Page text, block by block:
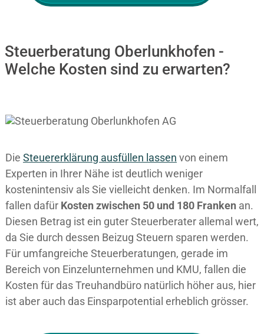
Steuerberatung Oberlunkhofen -
Welche Kosten sind zu erwarten?
Die Steuererklärung ausfüllen lassen von einem
Experten in Ihrer Nähe ist deutlich weniger
kostenintensiv als Sie vielleicht denken. Im Normalfall
fallen dafür Kosten zwischen 50 und 180 Franken an.
Diesen Betrag ist ein guter Steuerberater allemal wert,
da Sie durch dessen Beizug Steuern sparen werden.
Für umfangreiche Steuerberatungen, gerade im
Bereich von Einzelunternehmen und KMU, fallen die
Kosten für das Treuhandbüro natürlich höher aus, hier
ist aber auch das Einsparpotential erheblich grösser.